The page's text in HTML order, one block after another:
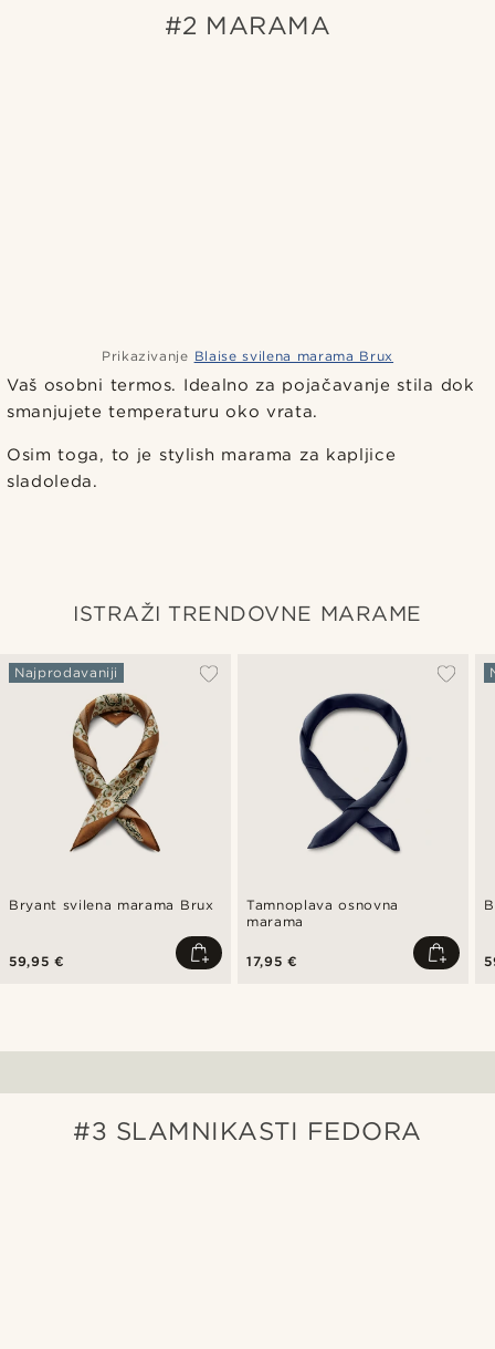
#2 MARAMA
Prikazivanje Blaise svilena marama Brux
Vaš osobni termos. Idealno za pojačavanje stila dok
smanjujete temperaturu oko vrata.
Osim toga, to je stylish marama za kapljice
sladoleda.
ISTRAŽI TRENDOVNE MARAME
Bryant svilena marama Brux
Najprodavaniji
59,95 €
Tamnoplava osnovna
marama
17,95 €
#3 SLAMNIKASTI FEDORA